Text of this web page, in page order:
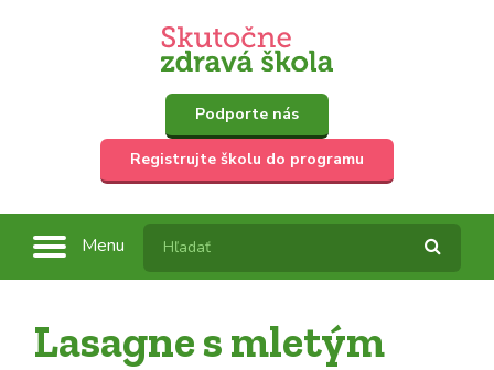
Podporte nás
Registrujte školu do programu
Menu
Lasagne s mletým